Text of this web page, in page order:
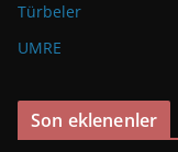
Türbeler
UMRE
Son eklenenler